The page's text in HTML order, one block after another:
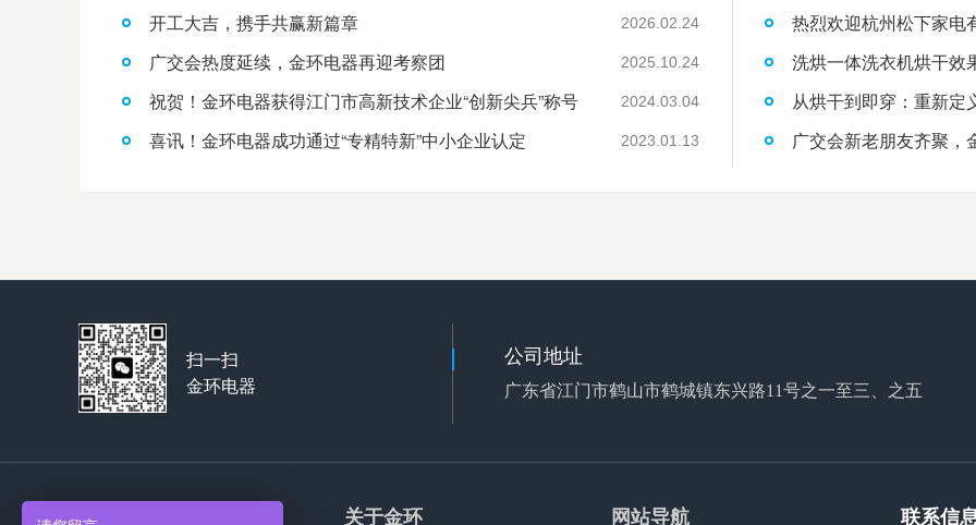
开工大吉，携手共赢新篇章 2026.02.24
广交会热度延续，金环电器再迎考察团 2025.10.24
祝贺！金环电器获得江门市高新技术企业“创新尖兵”称号 2024.03.04
喜讯！金环电器成功通过“专精特新”中小企业认定 2023.01.13
热烈欢迎杭州松下家电
洗烘一体洗衣机烘干效
从烘干到即穿：重新定
广交会新老朋友齐聚，
扫一扫
金环电器
公司地址
广东省江门市鹤山市鹤城镇东兴路11号之一至三、之五
产品服务 关于金环 网站导航 联系信